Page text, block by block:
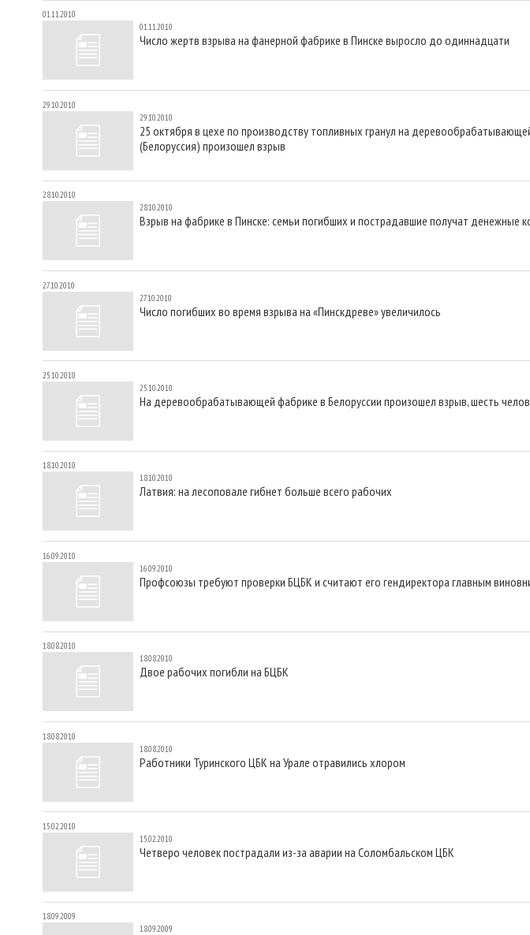
01.11.2010
01.11.2010
Число жертв взрыва на фанерной фабрике в Пинске выросло до одиннадцати
29.10.2010
29.10.2010
25 октября в цехе по производству топливных гранул на
(Белоруссия) произошел взрыв
28.10.2010
28.10.2010
Взрыв на фабрике в Пинске: семьи погибших и пострадавшие получат денежные
27.10.2010
27.10.2010
Число погибших во время взрыва на «Пинскдреве» увеличилось
25.10.2010
25.10.2010
На деревообрабатывающей фабрике в Белоруссии произошел взрыв, шесть
18.10.2010
18.10.2010
Латвия: на лесоповале гибнет больше всего рабочих
16.09.2010
16.09.2010
Профсоюзы требуют проверки БЦБК и считают его гендиректора главным
18.08.2010
18.08.2010
Двое рабочих погибли на БЦБК
18.08.2010
18.08.2010
Работники Туринского ЦБК на Урале отравились хлором
15.02.2010
15.02.2010
Четверо человек пострадали из-за аварии на Соломбальском ЦБК
18.09.2009
18.09.2009